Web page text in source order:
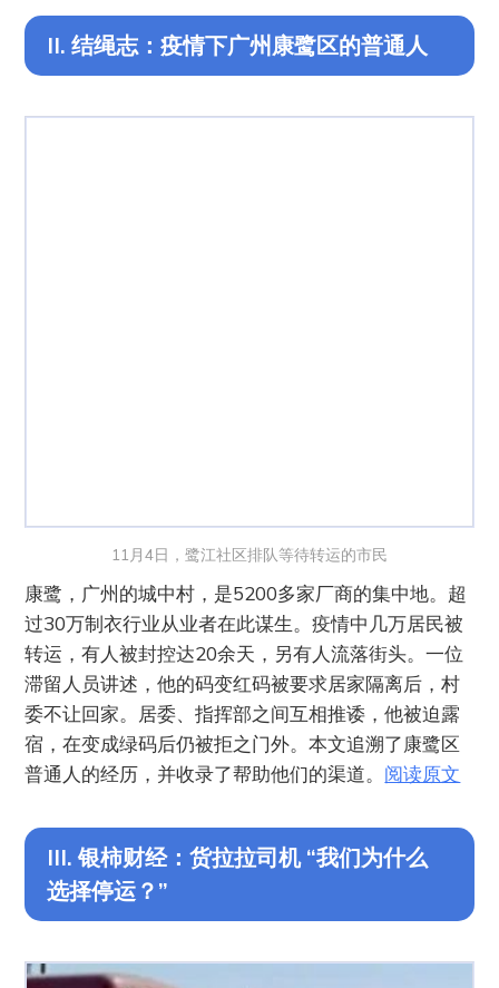
II. 结绳志：疫情下广州康鹭区的普通人
11月4日，鹭江社区排队等待转运的市民
康鹭，广州的城中村，是5200多家厂商的集中地。超
过30万制衣行业从业者在此谋生。疫情中几万居民被
转运，有人被封控达20余天，另有人流落街头。一位
滞留人员讲述，他的码变红码被要求居家隔离后，村
委不让回家。居委、指挥部之间互相推诿，他被迫露
宿，在变成绿码后仍被拒之门外。本文追溯了康鹭区
普通人的经历，并收录了帮助他们的渠道。 阅读原文
III. 银柿财经：货拉拉司机 “我们为什么
选择停运？”